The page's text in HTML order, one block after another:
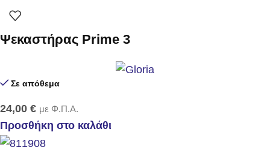
Ψεκαστήρας Prime 3
Σε απόθεμα
24,00 € με Φ.Π.Α.
Προσθήκη στο καλάθι